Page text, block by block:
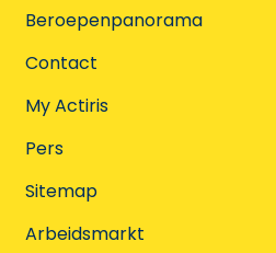
Beroepenpanorama
Contact
My Actiris
Pers
Sitemap
Arbeidsmarkt